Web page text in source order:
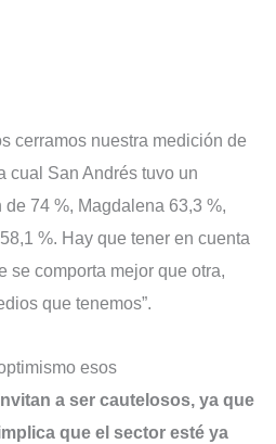
cerramos nuestra medición de
cual San Andrés tuvo un
74 %, Magdalena 63,3 %,
%. Hay que tener en cuenta
se comporta mejor que otra,
que tenemos”.
esos
a ser cautelosos, ya que
que el sector esté ya